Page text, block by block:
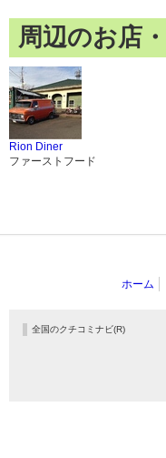
周辺のお店
Rion Diner
ファーストフード
ホーム
全国のクチコミナビ(R)